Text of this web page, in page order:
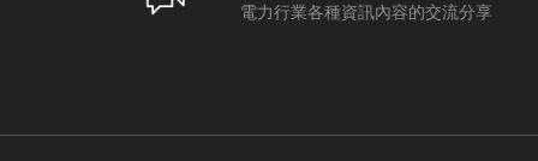
電力行業各種資訊內容的交流分享